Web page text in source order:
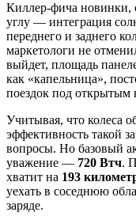
Киллер-фича новинки,
углу — интеграция
переднего и заднего
маркетологи не
выйдет, площадь
как «капельница»,
поездок под открытым
Учитывая, что колеса
эффективность такой
вопросы. Но базовый
уважение — 720 Втч.
хватит на 193
уехать в соседнюю
заряде.